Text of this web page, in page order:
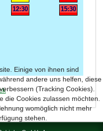
Einige von ihnen sind
andere uns helfen, diese
(Tracking Cookies).
die Cookies zulassen möchten.
womöglich nicht mehr
stehen.